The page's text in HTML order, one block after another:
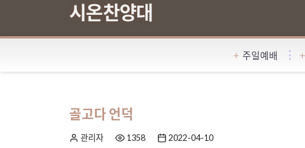
시온찬양대
주일예배
골고다 언덕
관리자 1358 2022-04-10